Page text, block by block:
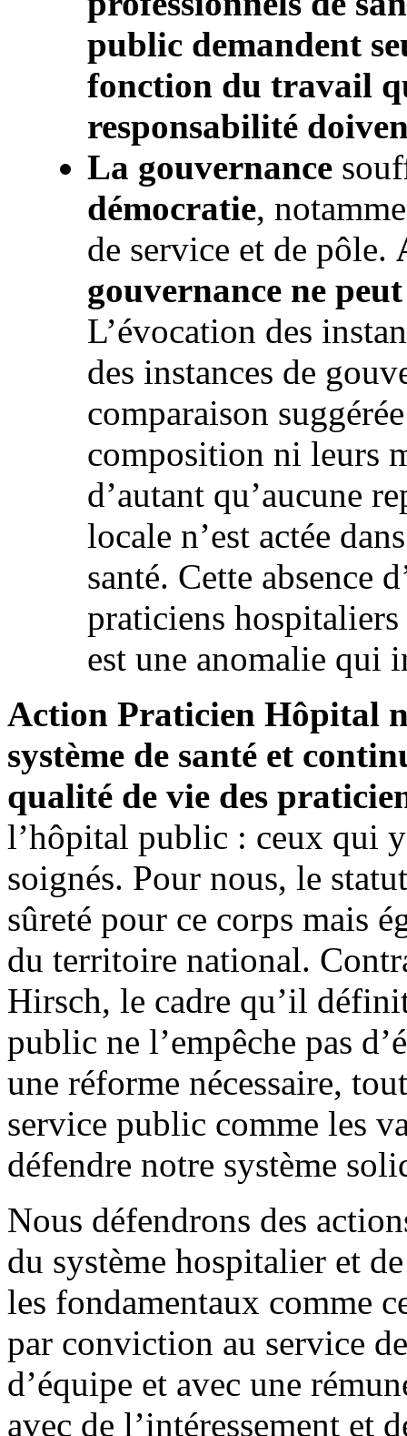
public demandent
fonction du travail
responsabilité
La gouvernance
démocratie,
de service et de pôle.
gouvernance ne
L’évocation des
des instances de
comparaison
composition ni leurs
d’autant qu’aucune
locale n’est actée
santé. Cette absence
praticiens
est une anomalie qui
Action Praticien Hôpital
système de santé et
qualité de vie des
l’hôpital public : ceux qui
soignés. Pour nous, le
sûreté pour ce corps mais
du territoire national.
Hirsch, le cadre qu’il
public ne l’empêche pas
une réforme nécessaire,
service public comme les
défendre notre système
Nous défendrons des
du système hospitalier et
les fondamentaux comme
par conviction au service
d’équipe et avec une
avec de l’intéressement et